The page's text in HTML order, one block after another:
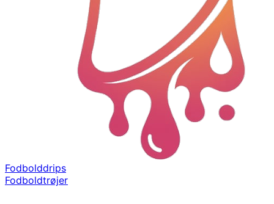
Fodbolddrips
Fodboldtrøjer